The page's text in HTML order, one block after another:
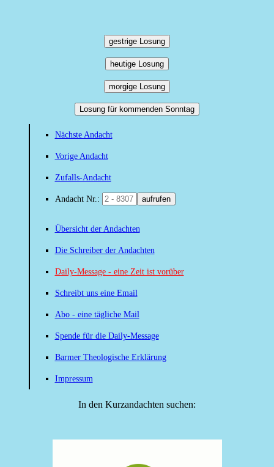
gestrige Losung
heutige Losung
morgige Losung
Losung für kommenden Sonntag
Nächste Andacht
Vorige Andacht
Zufalls-Andacht
Andacht Nr.: aufrufen
Übersicht der Andachten
Die Schreiber der Andachten
Daily-Message - eine Zeit ist vorüber
Schreibt uns eine Email
Abo - eine tägliche Mail
Spende für die Daily-Message
Barmer Theologische Erklärung
Impressum
In den Kurzandachten suchen: